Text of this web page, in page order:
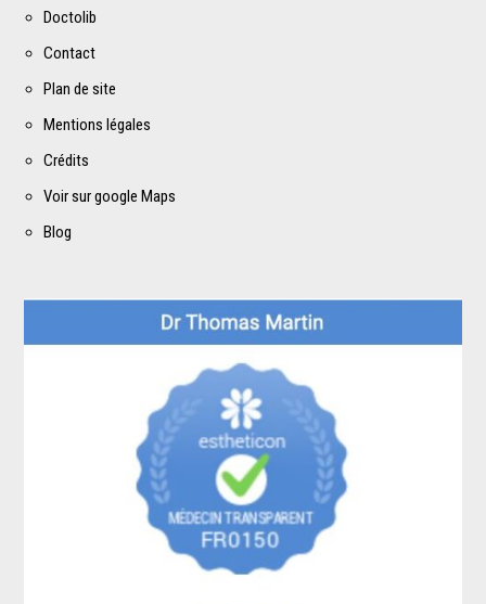
Doctolib
Contact
Plan de site
Mentions légales
Crédits
Voir sur google Maps
Blog